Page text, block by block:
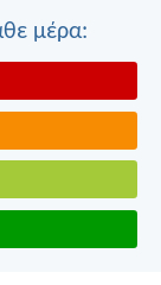
μέρα: